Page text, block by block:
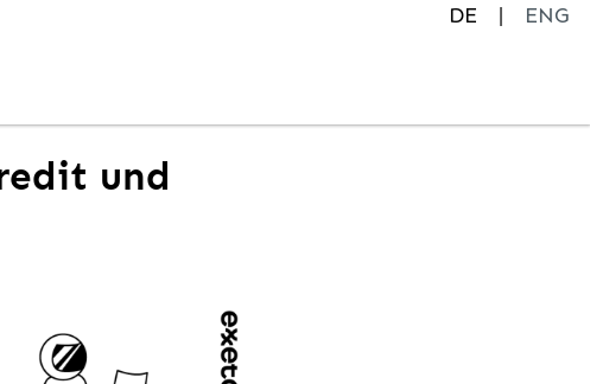
DE
ENG
und